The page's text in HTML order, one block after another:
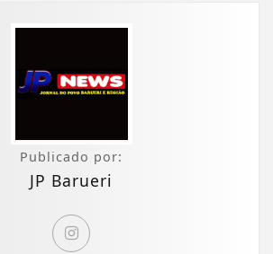
Publicado por:
JP Barueri